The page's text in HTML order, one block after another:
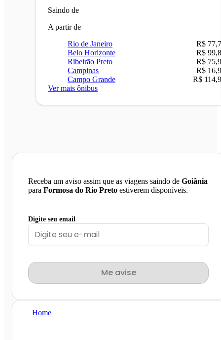
Saindo de
A partir de
Rio de Janeiro
R$
Belo Horizonte
R$
Ribeirão Preto
R$
Campinas
R$
Campo Grande
R$
Ver mais ônibus
Receba um aviso assim que as viagens saindo de Goiânia
para Formosa do Rio Preto estiverem disponíveis.
Digite seu email
Me avise
Home